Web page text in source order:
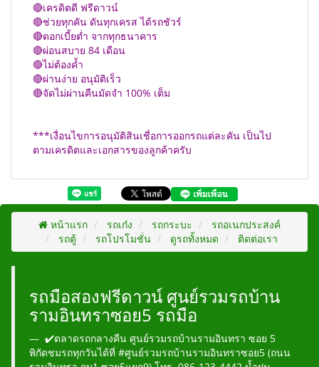
🔴เครดิตดี ฟรีดาวน์
🔴ช่วยทุกคัน ดันทุกเครส ได้รถชัวร์
🔴ดอกเบี้ยต่ำ จากทุกธนาคาร
🔴ผ่อนสบาย 84 เดือน
🔴ไม่ต้องค้ำ
🔴ผ่านง่าย อนุมัติเร็ว
🔴จัดไม่ผ่านคืนมัดจำ 100% เต็ม
***เงื่อนไขการอนุมัติสินเชื่อการออกรถแต่ละคัน เป็นไป
ตามเครดิตและเอกสารของลูกค้าครับ
หน้าแรก รถเก๋ง รถกระบะ
รถอเนกประสงค์
รถตู้
รถโปรโมชั่น ดูรถทั้งหมด ติดต่อเรา
รถมือสองฟรีดาวน์ ศูนย์รวมรถบ้าน
รามอินทราซอย5 รถมือ
✔️ตลาดรถกลางคืน ศูนย์รวมรถบ้านรามอินทรา ซอย 5
พิกัดชมรถทุกวันได้ที่ #ศูนย์รวมรถบ้านรามอินทราซอย5 (ถนน